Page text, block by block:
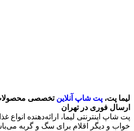
لیما پت، پت شاپ آنلاین تخصصی محصولات
ارسال فوری در تهران
پت شاپ اینترنتی لیما، ارائه‌دهنده انواع
خواب و دیگر اقلام برای سگ و گربه